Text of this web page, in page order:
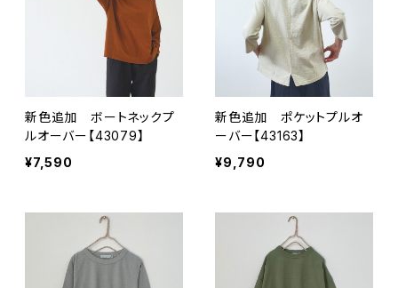
新色追加 ボートネックプ
ルオーバー【43079】
¥7,590
新色追加 ポケットプルオ
ーバー【43163】
¥9,790